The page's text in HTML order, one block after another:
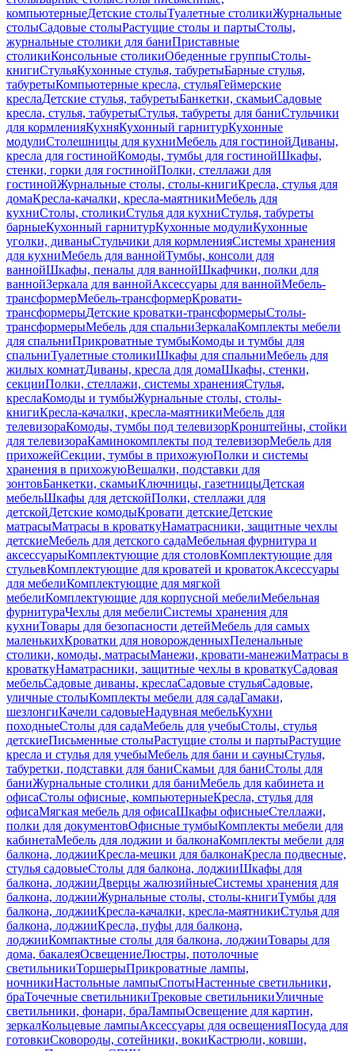
компьютерныеДетские столыТуалетные столикиЖурнальные
столыСадовые столыРастущие столы и партыСтолы,
журнальные столики для баниПриставные
столикиКонсольные столикиОбеденные группыСтолы-
книгиСтульяКухонные стулья, табуретыБарные стулья,
табуретыКомпьютерные кресла, стульяГеймерские
креслаДетские стулья, табуретыБанкетки, скамьиСадовые
кресла, стулья, табуретыСтулья, табуреты для баниСтульчики
для кормленияКухняКухонный гарнитурКухонные
модулиСтолешницы для кухниМебель для гостинойДиваны,
кресла для гостинойКомоды, тумбы для гостинойШкафы,
стенки, горки для гостинойПолки, стеллажи для
гостинойЖурнальные столы, столы-книгиКресла, стулья для
домаКресла-качалки, кресла-маятникиМебель для
кухниСтолы, столикиСтулья для кухниСтулья, табуреты
барныеКухонный гарнитурКухонные модулиКухонные
уголки, диваныСтульчики для кормленияСистемы хранения
для кухниМебель для ваннойТумбы, консоли для
ваннойШкафы, пеналы для ваннойШкафчики, полки для
ваннойЗеркала для ваннойАксессуары для ваннойМебель-
трансформерМебель-трансформерКровати-
трансформерыДетские кроватки-трансформерыСтолы-
трансформерыМебель для спальниЗеркалаКомплекты мебели
для спальниПрикроватные тумбыКомоды и тумбы для
спальниТуалетные столикиШкафы для спальниМебель для
жилых комнатДиваны, кресла для домаШкафы, стенки,
секцииПолки, стеллажи, системы храненияСтулья,
креслаКомоды и тумбыЖурнальные столы, столы-
книгиКресла-качалки, кресла-маятникиМебель для
телевизораКомоды, тумбы под телевизорКронштейны, стойки
для телевизораКаминокомплекты под телевизорМебель для
прихожейСекции, тумбы в прихожуюПолки и системы
хранения в прихожуюВешалки, подставки для
зонтовБанкетки, скамьиКлючницы, газетницыДетская
мебельШкафы для детскойПолки, стеллажи для
детскойДетские комодыКровати детскиеДетские
матрасыМатрасы в кроваткуНаматрасники, защитные чехлы
детскиеМебель для детского садаМебельная фурнитура и
аксессуарыКомплектующие для столовКомплектующие для
стульевКомплектующие для кроватей и кроватокАксессуары
для мебелиКомплектующие для мягкой
мебелиКомплектующие для корпусной мебелиМебельная
фурнитураЧехлы для мебелиСистемы хранения для
кухниТовары для безопасности детейМебель для самых
маленькихКроватки для новорожденныхПеленальные
столики, комоды, матрасыМанежи, кровати-манежиМатрасы в
кроваткуНаматрасники, защитные чехлы в кроваткуСадовая
мебельСадовые диваны, креслаСадовые стульяСадовые,
уличные столыКомплекты мебели для садаГамаки,
шезлонгиКачели садовыеНадувная мебельКухни
походныеСтолы для садаМебель для учебыСтолы, стулья
детскиеПисьменные столыРастущие столы и партыРастущие
кресла и стулья для учебыМебель для бани и сауныСтулья,
табуретки, подставки для баниСкамьи для баниСтолы для
баниЖурнальные столики для баниМебель для кабинета и
офисаСтолы офисные, компьютерныеКресла, стулья для
офисаМягкая мебель для офисаШкафы офисныеСтеллажи,
полки для документовОфисные тумбыКомплекты мебели для
кабинетаМебель для лоджии и балконаКомплекты мебели для
балкона, лоджииКресла-мешки для балконаКресла подвесные,
стулья садовыеСтолы для балкона, лоджииШкафы для
балкона, лоджииДверцы жалюзийныеСистемы хранения для
балкона, лоджииЖурнальные столы, столы-книгиТумбы для
балкона, лоджииКресла-качалки, кресла-маятникиСтулья для
балкона, лоджииКресла, пуфы для балкона,
лоджииКомпактные столы для балкона, лоджииТовары для
дома, бакалеяОсвещениеЛюстры, потолочные
светильникиТоршерыПрикроватные лампы,
ночникиНастольные лампыСпотыНастенные светильники,
браТочечные светильникиТрековые светильникиУличные
светильники, фонари, браЛампыОсвещение для картин,
зеркалКольцевые лампыАксессуары для освещенияПосуда для
готовкиСковороды, сотейники, вокиКастрюли, ковши,